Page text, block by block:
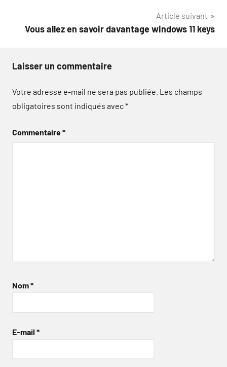
Article suivant
Vous allez en savoir davantage windows 11 keys
Laisser un commentaire
Votre adresse e-mail ne sera pas publiée. Les champs
obligatoires sont indiqués avec*
Commentaire*
Nom*
E-mail *